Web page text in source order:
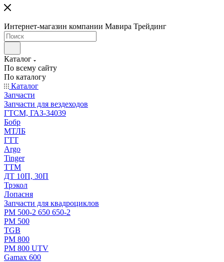
Интернет-магазин компании Мавира Трейдинг
Каталог
По всему сайту
По каталогу
Каталог
Запчасти
Запчасти для вездеходов
ГТСМ, ГАЗ-34039
Бобр
МТЛБ
ГТТ
Argo
Tinger
ТТМ
ДТ 10П, 30П
Трэкол
Лопасня
Запчасти для квадроциклов
РМ 500-2 650 650-2
РМ 500
TGB
РМ 800
РМ 800 UTV
Gamax 600